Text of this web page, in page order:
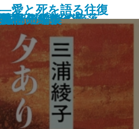
ノープルの陥落
座日記［全］
ンド
を上げれば海
島の午後
愛と死を語る往復
語
行
ド短編集